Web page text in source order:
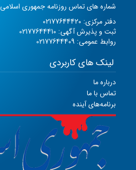
شماره های تماس روزنامه جمهوری اسلامی
دفتر مرکزی: 02177644420
ثبت و پذیرش آگهی: 02177644410
روابط عمومی: 02177644409
لینک های کاربردی
درباره ما
تماس با ما
برنامه‌های آینده